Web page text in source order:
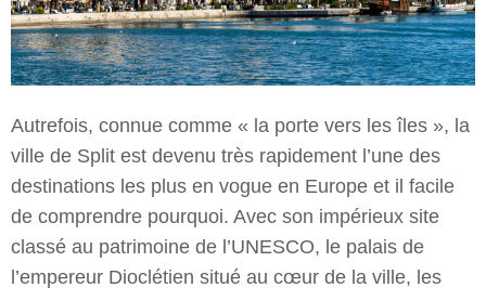
Autrefois, connue comme « la porte vers les îles », la
ville de Split est devenu très rapidement l’une des
destinations les plus en vogue en Europe et il facile
de comprendre pourquoi. Avec son impérieux site
classé au patrimoine de l’UNESCO, le palais de
l’empereur Dioclétien situé au cœur de la ville, les